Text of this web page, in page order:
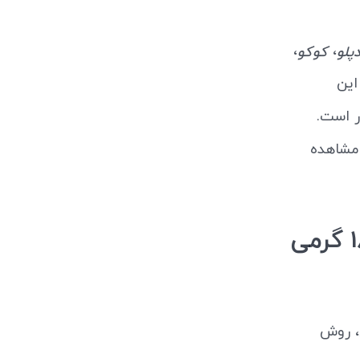
،کوکو،
است.
عوامل موثر بر قیمت سبزی شوید بسته 180 گرمی
روش